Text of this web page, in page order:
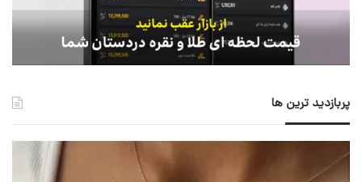
پربازدید ترین ها